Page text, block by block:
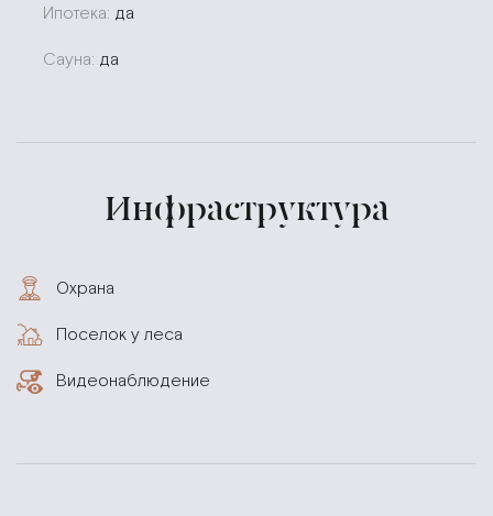
Ипотека: да
Сауна: да
Инфраструктура
Охрана
Поселок у леса
Видеонаблюдение